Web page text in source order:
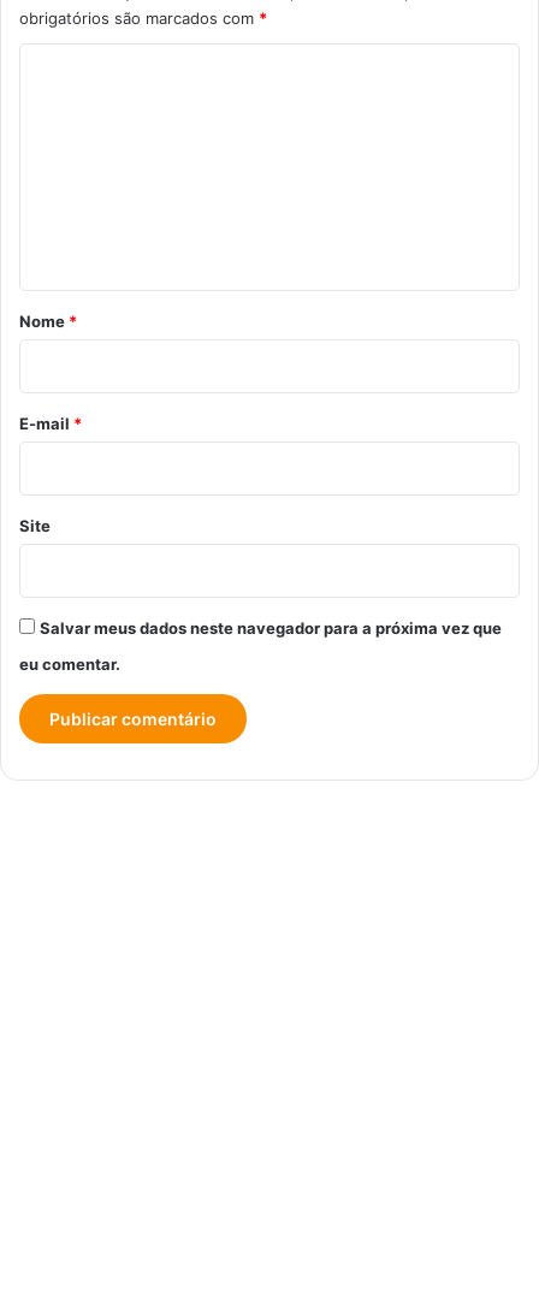
obrigatórios são marcados com *
r
o
*
Nome *
E-mail *
Site
Salvar meus dados neste navegador para a próxima vez que
eu comentar.